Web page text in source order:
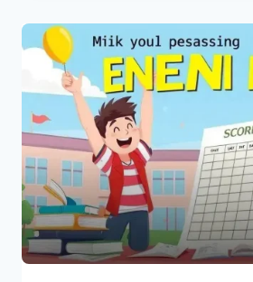
DICAS
ESSENCIAIS
PARA
SE
PREPARAR
BEM!